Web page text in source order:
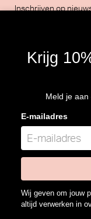
Inschrijven op
051/30.32.20
Routebeschrijving
© Lingerie
Krijg
Meld je
E-mailadres
Wij geven om jouw
altijd verwerken in